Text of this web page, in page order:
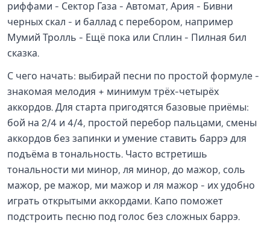
риффами - Сектор Газа - Автомат, Ария - Бивни
черных скал - и баллад с перебором, например
Мумий Тролль - Ещё пока или Сплин - Пилная бил
сказка.
С чего начать: выбирай песни по простой формуле -
знакомая мелодия + минимум трёх-четырёх
аккордов. Для старта пригодятся базовые приёмы:
бой на 2/4 и 4/4, простой перебор пальцами, смены
аккордов без запинки и умение ставить баррэ для
подъёма в тональность. Часто встретишь
тональности ми минор, ля минор, до мажор, соль
мажор, ре мажор, ми мажор и ля мажор - их удобно
играть открытыми аккордами. Капо поможет
подстроить песню под голос без сложных баррэ.